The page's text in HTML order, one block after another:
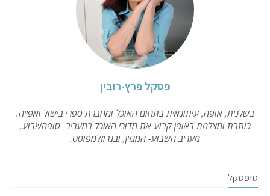
פסקל פרץ-רובין
בשלנית, אופה, עיתונאית בתחום האוכל ומחברת ספרי בישול ואפייה.
כותבת ומצלמת באופן קבוע את מדורי האוכל במעריב- סופהשבוע,
מעריב השבוע- המגזין, ובגרוזלמפוסט.
טיפסקל